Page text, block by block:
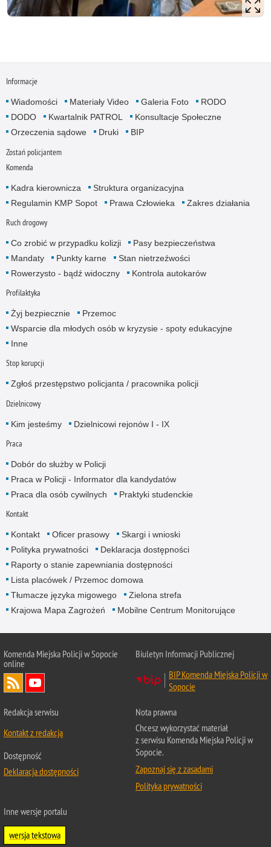
Informacje
Wiadomości Materiały Video Galeria Foto
RODO
DODO
Kwartalnik PATROL
Konsultacje Społeczne
Orzeczenia sądowe
Druki BIP
Zostań policjantem
Komenda
Kadra kierownicza
Struktura organizacyjna
Regulamin KMP Sopot
Prawa Człowieka Zakres działania
Ruch drogowy
Co zrobić w przypadku kolizji
Pasy bezpieczeństwa
Mandaty
Punkty karne
Stan nietrzeźwości
Rowerzysto - bądź widoczny
Kontrola autokarów
Profilaktyka
Żyj bezpiecznie
Przemoc
Wsparcie dla młodych osób w kryzysie - spoty edukacyjne
Inne
Stop korupcji
Zgłoś przestępstwo policjanta / pracownika policji
Dzielnicowy
Kim jesteśmy Dzielnicowi rejonów I - IX
Praca
Dobór do służby w Policji
Praca w Policji - Informator dla kandydatów
Praca dla osób cywilnych
Praktyki studenckie
Kontakt
Kontakt Oficer prasowy
Skargi i wnioski
Polityka prywatności
Deklaracja dostępności
Raporty o stanie zapewniania dostępności
Lista placówek / Przemoc domowa
Tłumacze języka migowego
Zielona strefa
Krajowa Mapa Zagrożeń
Mobilne Centrum Monitorujące
Komenda Miejska Policji w Sopocie
online
Biuletyn Informacji Publicznej
BIP Komenda Miejska Policji w
Sopocie
Redakcja serwisu
Kontakt z redakcją
Dostępność
Deklaracja dostępności
Nota prawna
Chcesz wykorzystać materiał
z serwisu Komenda Miejska Policji w
Sopocie.
Zapoznaj się z zasadami
Polityka prywatności
Inne wersje portalu
wersja tekstowa